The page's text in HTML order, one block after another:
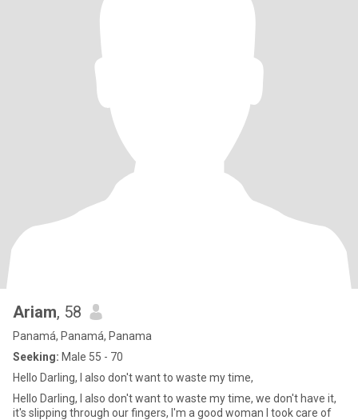
Ariam, 58
Panamá, Panamá, Panama
Seeking: Male 55 - 70
Hello Darling, I also don't want to waste my time,
Hello Darling, I also don't want to waste my time, we don't have it,
it's slipping through our fingers, I'm a good woman I took care of